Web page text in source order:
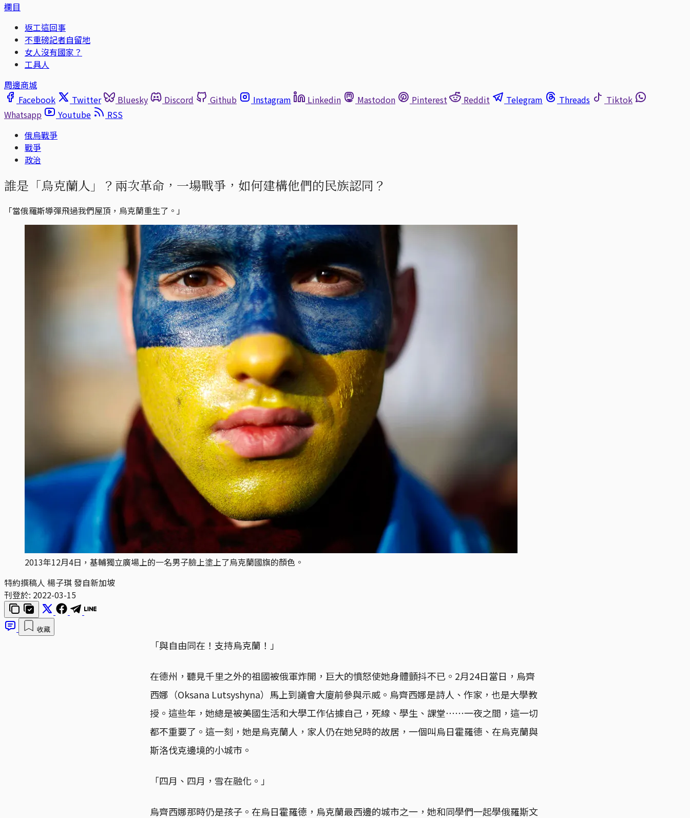
欄目
返工這回事
不重磅記者自留地
女人沒有國家？
工具人
周邊商城
Facebook
Twitter Bluesky Discord Github Instagram Linkedin Mastodon Pinterest Reddit Telegram Threads
Tiktok
Whatsapp
Youtube
RSS
俄烏戰爭
戰爭
政治
誰是「烏克蘭人」？兩次革命，一場戰爭，如何建構他們的民族認同？
「當俄羅斯導彈飛過我們屋頂，烏克蘭重生了。」
2013年12月4日，基輔獨立廣場上的一名男子臉上塗上了烏克蘭國旗的顏色。
特約撰稿人 楊子琪 發自新加坡
刊登於: 2022-03-15
收藏
「與自由同在！支持烏克蘭！」
在德州，聽見千里之外的祖國被俄軍炸開，巨大的憤怒使她身體顫抖不已。2月24日當日，烏齊
西娜（Oksana Lutsyshyna）馬上到議會大廈前參與示威。烏齊西娜是詩人、作家，也是大學教
授。這些年，她總是被美國生活和大學工作佔據自己，死線、學生、課堂⋯⋯一夜之間，這一切
都不重要了。這一刻，她是烏克蘭人，家人仍在她兒時的故居，一個叫烏日霍羅德、在烏克蘭與
斯洛伐克邊境的小城市。
「四月、四月，雪在融化。」
烏齊西娜那時仍是孩子。在烏日霍羅德，烏克蘭最西邊的城市之一，她和同學們一起學俄羅斯文